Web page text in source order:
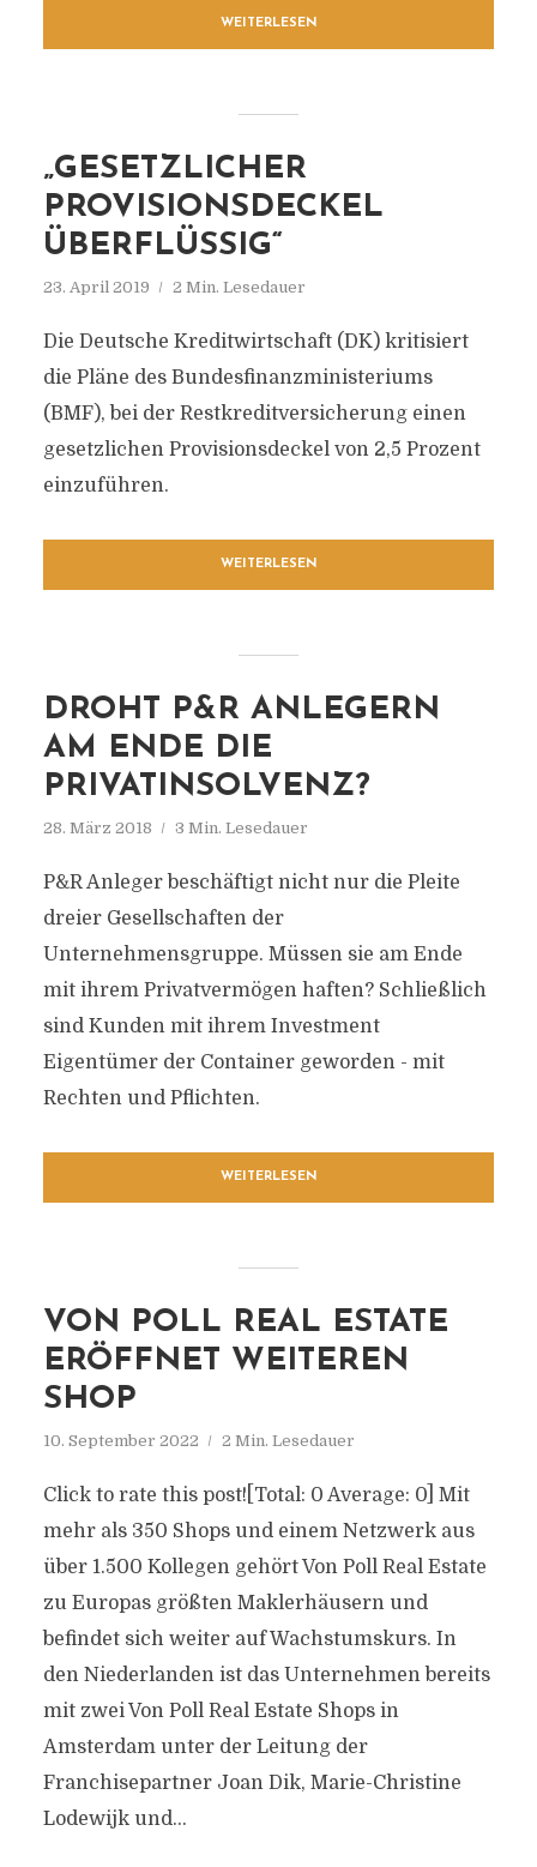
WEITERLESEN
„GESETZLICHER
PROVISIONSDECKEL
ÜBERFLÜSSIG“
23. April 2019 2 Min. Lesedauer
Die Deutsche Kreditwirtschaft (DK) kritisiert
die Pläne des Bundesfinanzministeriums
(BMF), bei der Restkreditversicherung einen
gesetzlichen Provisionsdeckel von 2,5 Prozent
einzuführen.
WEITERLESEN
DROHT P&R ANLEGERN
AM ENDE DIE
PRIVATINSOLVENZ?
28. März 2018 3 Min. Lesedauer
P&R Anleger beschäftigt nicht nur die Pleite
dreier Gesellschaften der
Unternehmensgruppe. Müssen sie am Ende
mit ihrem Privatvermögen haften? Schließlich
sind Kunden mit ihrem Investment
Eigentümer der Container geworden - mit
Rechten und Pflichten.
WEITERLESEN
VON POLL REAL ESTATE
ERÖFFNET WEITEREN
SHOP
10. September 2022 2 Min. Lesedauer
Click to rate this post![Total: 0 Average: 0] Mit
mehr als 350 Shops und einem Netzwerk aus
über 1.500 Kollegen gehört Von Poll Real Estate
zu Europas größten Maklerhäusern und
befindet sich weiter auf Wachstumskurs. In
den Niederlanden ist das Unternehmen bereits
mit zwei Von Poll Real Estate Shops in
Amsterdam unter der Leitung der
Franchisepartner Joan Dik, Marie-Christine
Lodewijk und...